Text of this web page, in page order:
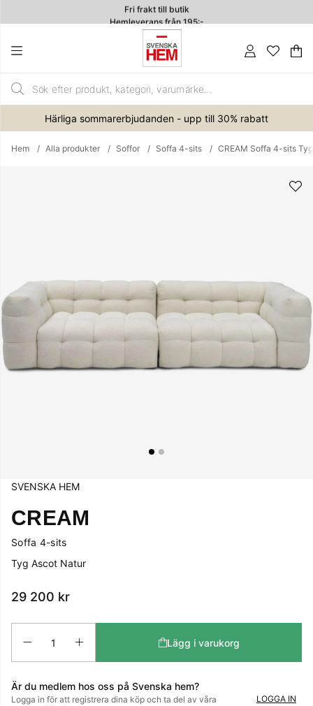
Fri frakt till butik
Hemleverans från 195:-
4.7
.
Härliga sommarerbjudanden - upp till 30% rabatt
Hem Alla produkter Soffor Soffa 4-sits CREAM Soffa 4-sits
SVENSKA HEM
CREAM
Soffa 4-sits
Tyg Ascot Natur
29 200 kr
Lägg i varukorg
Är du medlem hos oss på Svenska hem?
Logga in för att registrera dina köp och ta del av våra
LOGGA IN